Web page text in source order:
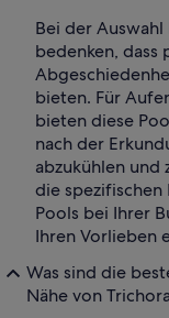
Bei der
bedenken,
bieten. Für
bieten diese
nach der
abzukühlen und
die
Pools bei Ihrer
Ihren Vorlieben
Was sind die
Nähe von